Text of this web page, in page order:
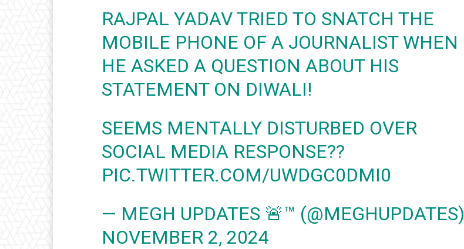
RAJPAL YADAV TRIED TO SNATCH THE
MOBILE PHONE OF A JOURNALIST WHEN
HE ASKED A QUESTION ABOUT HIS
STATEMENT ON DIWALI!
SEEMS MENTALLY DISTURBED OVER
SOCIAL MEDIA RESPONSE??
PIC.TWITTER.COM/UWDGC0DMI0
— MEGH UPDATES 🚨™ (@MEGHUPDATES)
NOVEMBER 2, 2024